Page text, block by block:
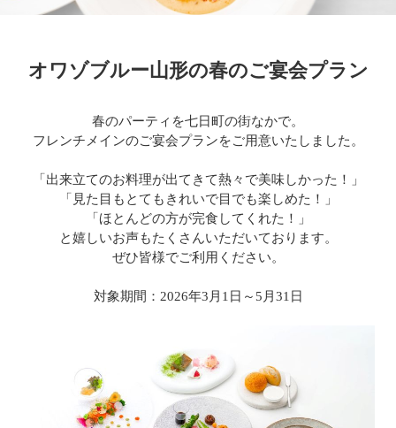
オワゾブルー山形の春のご宴会プラン
春のパーティを七日町の街なかで。
フレンチメインのご宴会プランをご用意いたしました。
「出来立てのお料理が出てきて熱々で美味しかった！」
「見た目もとてもきれいで目でも楽しめた！」
「ほとんどの方が完食してくれた！」
と嬉しいお声もたくさんいただいております。
ぜひ皆様でご利用ください。
対象期間：2026年3月1日～5月31日